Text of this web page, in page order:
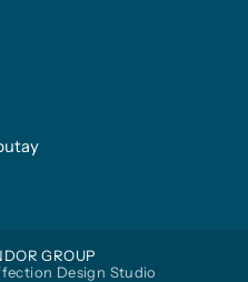
GROUP
Design Studio